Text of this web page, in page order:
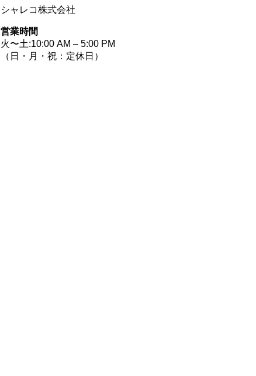
シャレコ株式会社
営業時間
火〜土:10:00 AM – 5:00 PM
（日・月・祝：定休日）